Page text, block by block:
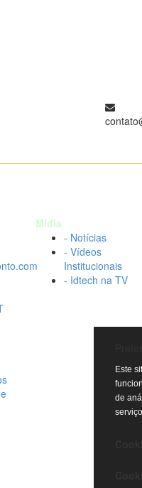
Mídia
- Notícias
- Vídeos
Institucionais
- Idtech na TV
Este
de